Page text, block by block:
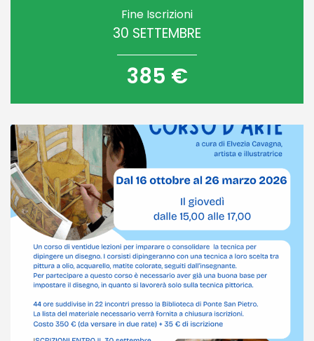
Fine Iscrizioni
30 SETTEMBRE
385 €